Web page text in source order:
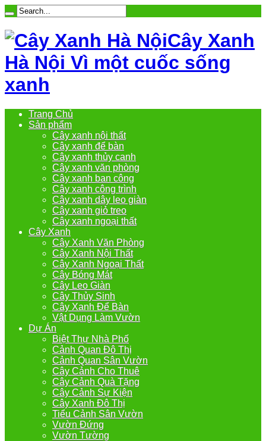
Cây Xanh
Hà Nội Vì một cuốc sống
xanh
Trang Chủ
Sản phẩm
Cây xanh nội thất
Cây xanh để bàn
Cây xanh thủy canh
Cây xanh văn phòng
Cây xanh ban công
Cây xanh công trình
Cây xanh dây leo giàn
Cây xanh giỏ treo
Cây xanh ngoại thất
Cây Xanh
Cây Xanh Văn Phòng
Cây Xanh Nội Thất
Cây Xanh Ngoại Thất
Cây Bóng Mát
Cây Leo Giàn
Cây Thủy Sinh
Cây Xanh Để Bàn
Vật Dụng Làm Vườn
Dự Án
Biệt Thự Nhà Phố
Cảnh Quan Đô Thị
Cảnh Quan Sân Vườn
Cây Cảnh Cho Thuê
Cây Cảnh Quà Tặng
Cây Cảnh Sự Kiện
Cây Xanh Đô Thị
Tiểu Cảnh Sân Vườn
Vườn Đứng
Vườn Tường